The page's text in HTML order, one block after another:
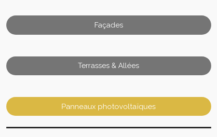
Façades
Terrasses & Allées
Panneaux photovoltaïques